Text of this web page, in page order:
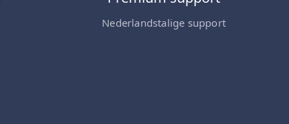
Nederlandstalige support